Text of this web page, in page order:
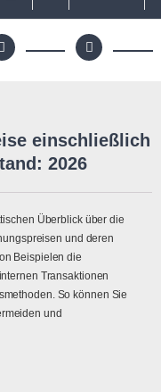
einschließlich
2026
Überblick über die
und deren
Beispielen die
Transaktionen
So können Sie
und